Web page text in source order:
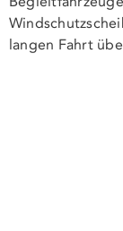
langen Fahrt